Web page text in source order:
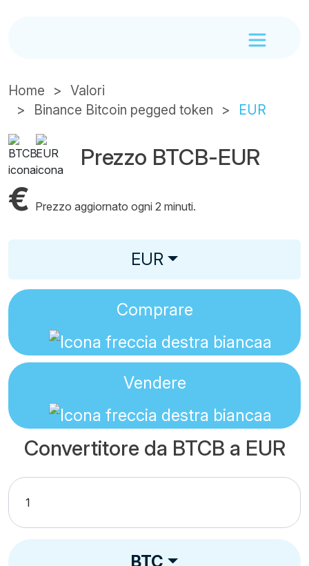
Home
Valori
Binance Bitcoin pegged token
EUR
Prezzo BTCB-EUR
€ Prezzo aggiornato ogni 2 minuti.
EUR
Comprare
Vendere
Convertitore da BTCB a EUR
BTC